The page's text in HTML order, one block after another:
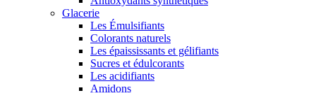
Glacerie
Les Émulsifiants
Colorants naturels
Les épaississants et gélifiants
Sucres et édulcorants
Les acidifiants
Amidons